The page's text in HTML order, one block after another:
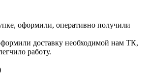
оформили, оперативно получили
доставку необходимой нам ТК,
работу.